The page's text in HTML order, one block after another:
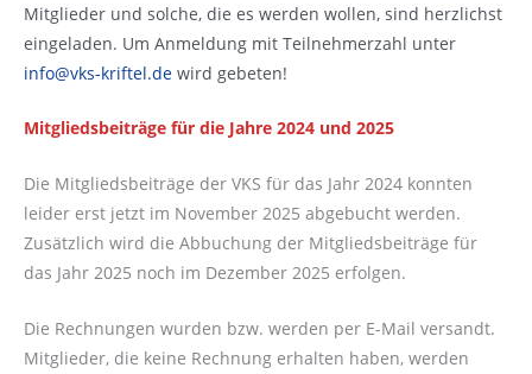
Mitglieder und solche, die es werden wollen, sind herzlichst
eingeladen. Um Anmeldung mit Teilnehmerzahl unter
info@vks-kriftel.de wird gebeten!
Mitgliedsbeiträge für die Jahre 2024 und 2025
Die Mitgliedsbeiträge der VKS für das Jahr 2024 konnten
leider erst jetzt im November 2025 abgebucht werden.
Zusätzlich wird die Abbuchung der Mitgliedsbeiträge für
das Jahr 2025 noch im Dezember 2025 erfolgen.
Die Rechnungen wurden bzw. werden per E-Mail versandt.
Mitglieder, die keine Rechnung erhalten haben, werden